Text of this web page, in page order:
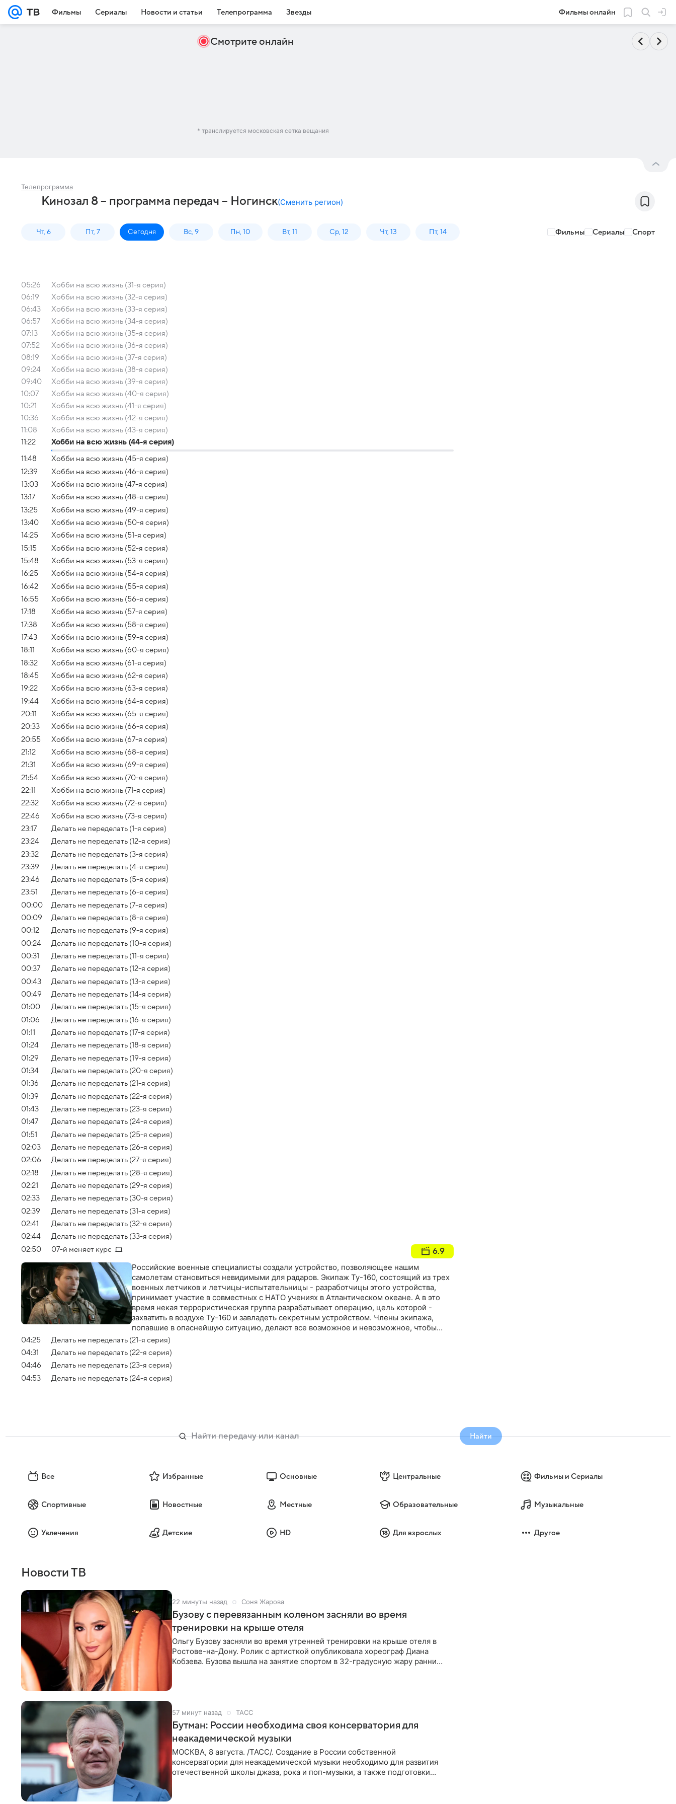
Фильмы Сериалы Новости и статьи Телепрограмма Звезды Фильмы онлайн
Смотрите онлайн
* транслируется московская сетка вещания
Телепрограмма
Кинозал 8 – программа передач – Ногинск(Сменить регион)
Чт, 6 Пт, 7 Сегодня Вс, 9 Пн, 10 Вт, 11 Ср, 12 Чт, 13 Пт, 14 Фильмы Сериалы Спорт
05:26
Хобби на всю жизнь (31-я серия)
06:19
Хобби на всю жизнь (32-я серия)
06:43
Хобби на всю жизнь (33-я серия)
06:57
Хобби на всю жизнь (34-я серия)
07:13
Хобби на всю жизнь (35-я серия)
07:52
Хобби на всю жизнь (36-я серия)
08:19
Хобби на всю жизнь (37-я серия)
09:24
Хобби на всю жизнь (38-я серия)
09:40
Хобби на всю жизнь (39-я серия)
10:07
Хобби на всю жизнь (40-я серия)
10:21
Хобби на всю жизнь (41-я серия)
10:36
Хобби на всю жизнь (42-я серия)
11:08
Хобби на всю жизнь (43-я серия)
11:22
Хобби на всю жизнь (44-я серия)
11:48
Хобби на всю жизнь (45-я серия)
12:39
Хобби на всю жизнь (46-я серия)
13:03
Хобби на всю жизнь (47-я серия)
13:17
Хобби на всю жизнь (48-я серия)
13:25
Хобби на всю жизнь (49-я серия)
13:40
Хобби на всю жизнь (50-я серия)
14:25
Хобби на всю жизнь (51-я серия)
15:15
Хобби на всю жизнь (52-я серия)
15:48
Хобби на всю жизнь (53-я серия)
16:25
Хобби на всю жизнь (54-я серия)
16:42
Хобби на всю жизнь (55-я серия)
16:55
Хобби на всю жизнь (56-я серия)
17:18
Хобби на всю жизнь (57-я серия)
17:38
Хобби на всю жизнь (58-я серия)
17:43
Хобби на всю жизнь (59-я серия)
18:11
Хобби на всю жизнь (60-я серия)
18:32
Хобби на всю жизнь (61-я серия)
18:45
Хобби на всю жизнь (62-я серия)
19:22
Хобби на всю жизнь (63-я серия)
19:44
Хобби на всю жизнь (64-я серия)
20:11
Хобби на всю жизнь (65-я серия)
20:33
Хобби на всю жизнь (66-я серия)
20:55
Хобби на всю жизнь (67-я серия)
21:12
Хобби на всю жизнь (68-я серия)
21:31
Хобби на всю жизнь (69-я серия)
21:54
Хобби на всю жизнь (70-я серия)
22:11
Хобби на всю жизнь (71-я серия)
22:32
Хобби на всю жизнь (72-я серия)
22:46
Хобби на всю жизнь (73-я серия)
23:17
Делать не переделать (1-я серия)
23:24
Делать не переделать (12-я серия)
23:32
Делать не переделать (3-я серия)
23:39
Делать не переделать (4-я серия)
23:46
Делать не переделать (5-я серия)
23:51
Делать не переделать (6-я серия)
00:00
Делать не переделать (7-я серия)
00:09
Делать не переделать (8-я серия)
00:12
Делать не переделать (9-я серия)
00:24
Делать не переделать (10-я серия)
00:31
Делать не переделать (11-я серия)
00:37
Делать не переделать (12-я серия)
00:43
Делать не переделать (13-я серия)
00:49
Делать не переделать (14-я серия)
01:00
Делать не переделать (15-я серия)
01:06
Делать не переделать (16-я серия)
01:11
Делать не переделать (17-я серия)
01:24
Делать не переделать (18-я серия)
01:29
Делать не переделать (19-я серия)
01:34
Делать не переделать (20-я серия)
01:36
Делать не переделать (21-я серия)
01:39
Делать не переделать (22-я серия)
01:43
Делать не переделать (23-я серия)
01:47
Делать не переделать (24-я серия)
01:51
Делать не переделать (25-я серия)
02:03
Делать не переделать (26-я серия)
02:06
Делать не переделать (27-я серия)
02:18
Делать не переделать (28-я серия)
02:21
Делать не переделать (29-я серия)
02:33
Делать не переделать (30-я серия)
02:39
Делать не переделать (31-я серия)
02:41
Делать не переделать (32-я серия)
02:44
Делать не переделать (33-я серия)
02:50
07-й меняет курс 6.9
Российские военные специалисты создали устройство, позволяющее нашим
самолетам становиться невидимыми для радаров. Экипаж Ту-160, состоящий из трех
военных летчиков и летчицы-испытательницы - разработчицы этого устройства,
принимает участие в совместных с НАТО учениях в Атлантическом океане. А в это
время некая террористическая группа разрабатывает операцию, цель которой -
захватить в воздухе Ту-160 и завладеть секретным устройством. Члены экипажа,
попавшие в опаснейшую ситуацию, делают все возможное и невозможное, чтобы
сорвать планы преступников…
04:25
Делать не переделать (21-я серия)
04:31
Делать не переделать (22-я серия)
04:46
Делать не переделать (23-я серия)
04:53
Делать не переделать (24-я серия)
Найти
Все Избранные Основные Центральные Фильмы и Сериалы
Спортивные Новостные Местные Образовательные Музыкальные
Увлечения Детские HD Для взрослых Другое
Новости ТВ
22 минуты назад Соня Жарова
Бузову с перевязанным коленом засняли во время
тренировки на крыше отеля
Ольгу Бузову засняли во время утренней тренировки на крыше отеля в
Ростове-на-Дону. Ролик с артисткой опубликовала хореограф Диана
Кобзева. Бузова вышла на занятие спортом в 32-градусную жару ранним
57 минут назад ТАСС
Бутман: России необходима своя консерватория для
неакадемической музыки
МОСКВА, 8 августа. /ТАСС/. Создание в России собственной
консерватории для неакадемической музыки необходимо для развития
отечественной школы джаза, рока и поп-музыки, а также подготовки